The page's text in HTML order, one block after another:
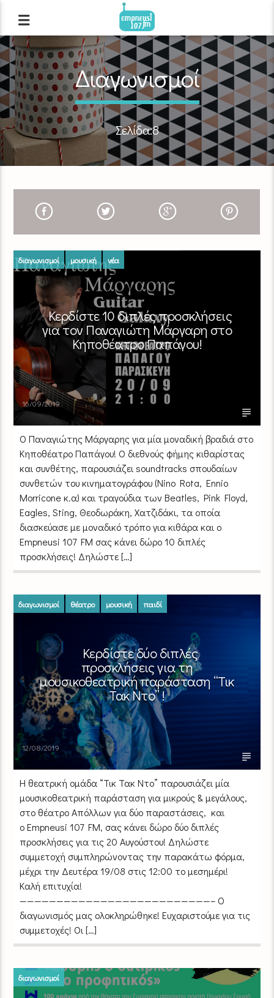
Διαγωνισμοί
Σελίδα:8
διαγωνισμοί μουσική νέα
Κερδίστε 10 διπλές προσκλήσεις
για τον Παναγιώτη Μάργαρη στο
Κηποθέατρο Παπάγου!
16/09/2019
Ο Παναγιώτης Μάργαρης για μία μοναδική βραδιά στο
Κηποθέατρο Παπάγου! Ο διεθνούς φήμης κιθαρίστας
και συνθέτης, παρουσιάζει soundtracks σπουδαίων
συνθετών του κινηματογράφου (Nino Rota, Ennio
Morricone κ.α) και τραγούδια των Beatles, Pink Floyd,
Eagles, Sting, Θεοδωράκη, Χατζιδάκι, τα οποία
διασκεύασε με μοναδικό τρόπο για κιθάρα και ο
Empneusi 107 FΜ σας κάνει δώρο 10 διπλές
προσκλήσεις! Δηλώστε […]
διαγωνισμοί θέατρο μουσική παιδί
Κερδίστε δύο διπλές
προσκλήσεις για τη
μουσικοθεατρική παράσταση “Τικ
Τακ Ντο” !
12/08/2019
Η θεατρική ομάδα “Τικ Τακ Ντο” παρουσιάζει μία
μουσικοθεατρική παράσταση για μικρούς & μεγάλους,
στο θέατρο Απόλλων για δύο παραστάσεις, και
ο Empneusi 107 FM, σας κάνει δώρο δύο διπλές
προσκλήσεις για τις 20 Αυγούστου! Δηλώστε
συμμετοχή συμπληρώνοντας την παρακάτω φόρμα,
μέχρι την Δευτέρα 19/08 στις 12:00 το μεσημέρι!
Καλή επιτυχία!
——————————————————————————– Ο
διαγωνισμός μας ολοκληρώθηκε! Ευχαριστούμε για τις
συμμετοχές! Οι […]
διαγωνισμοί